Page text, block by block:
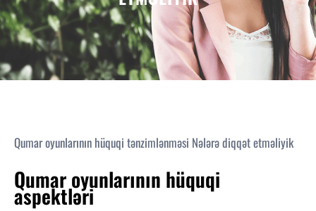
Qumar oyunlarının hüquqi tənzimlənməsi Nələrə diqqət etməliyik
Qumar oyunlarının hüquqi
aspektləri